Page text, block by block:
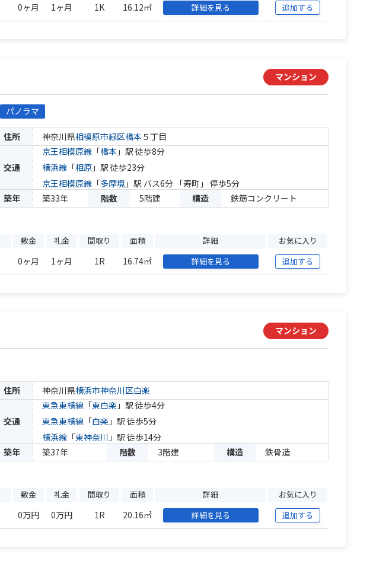
0ヶ月 1ヶ月 1K 16.12㎡ 詳細を見る 追加する
マンション
パノラマ
住所 神奈川県相模原市緑区橋本 ５丁目
交通
京王相模原線 「橋本 」駅 徒歩8分
横浜線 「相原 」駅 徒歩23分
京王相模原線 「多摩境 」駅 バス6分 「寿町」 停歩5分
築年
築33年 階数 5階建 構造 鉄筋コンクリート
敷金 礼金 間取り 面積 詳細 お気に入り
0ヶ月 1ヶ月 1R 16.74㎡ 詳細を見る 追加する
マンション
住所 神奈川県横浜市神奈川区白楽
交通
東急東横線 「東白楽 」駅 徒歩4分
東急東横線 「白楽 」駅 徒歩5分
横浜線 「東神奈川 」駅 徒歩14分
築年
築37年 階数 3階建 構造 鉄骨造
敷金 礼金 間取り 面積 詳細 お気に入り
0万円 0万円 1R 20.16㎡ 詳細を見る 追加する